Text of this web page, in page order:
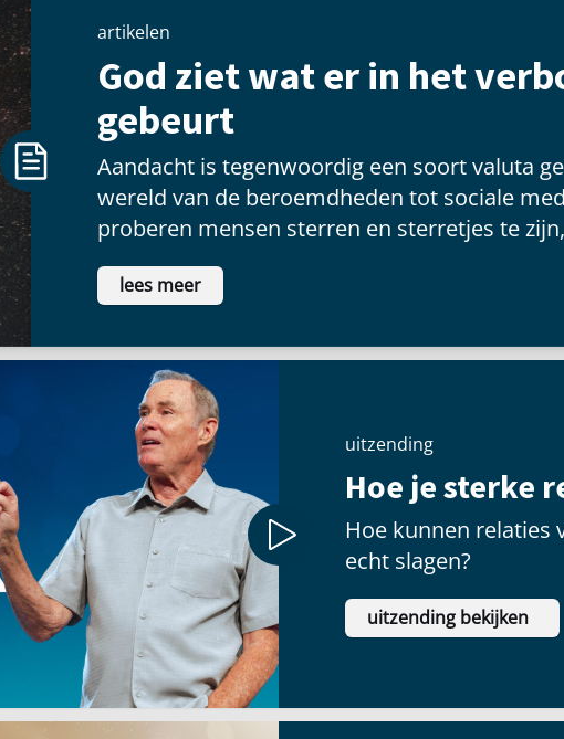
artikelen
God ziet wat er in het
gebeurt
Aandacht is tegenwoordig een soort valuta
wereld van de beroemdheden tot sociale
proberen mensen sterren en sterretjes te
voldoening te vinden als ze voor een groot
schitteren.
lees meer
uitzending
Hoe je sterke
Hoe kunnen relaties
echt slagen?
uitzending bekijken